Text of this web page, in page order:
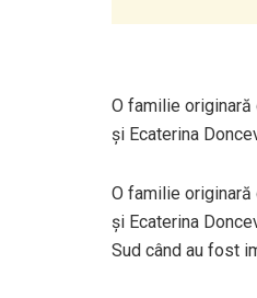
O familie originară
și Ecaterina
O familie originară
și Ecaterina
Sud când au fost